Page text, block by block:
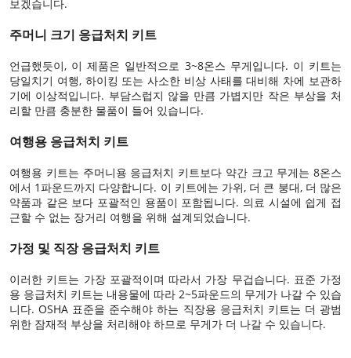
보겠습니다.
주머니 크기 응급처치 키트
언급했듯이, 이 제품은 일반적으로 3~8온스 무게입니다. 이 키트는
당일치기 여행, 하이킹 또는 사소한 비상 사태를 대비해 차에 보관하
기에 이상적입니다. 부담스럽지 않을 만큼 가볍지만 작은 부상을 처
리할 만큼 충분한 물품이 들어 있습니다.
여행용 응급처치 키트
여행용 키트는 주머니용 응급처치 키트보다 약간 크고 무게는 8온스
에서 1파운드까지 다양합니다. 이 키트에는 가위, 더 큰 붕대, 더 많은
약품과 같은 보다 포괄적인 용품이 포함됩니다. 의료 시설에 쉽게 접
근할 수 없는 장거리 여행을 위해 설계되었습니다.
가정 및 직장 응급처치 키트
이러한 키트는 가장 포괄적이며 따라서 가장 무겁습니다. 표준 가정
용 응급처치 키트는 내용물에 따라 2~5파운드의 무게가 나갈 수 있습
니다. OSHA 표준을 준수해야 하는 직장용 응급처치 키트는 더 광범
위한 잠재적 부상을 처리해야 하므로 무게가 더 나갈 수 있습니다.